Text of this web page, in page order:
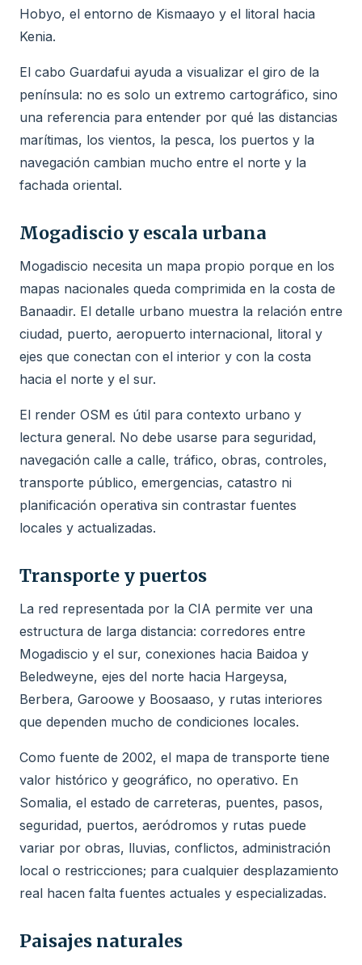
Hobyo, el entorno de Kismaayo y el litoral hacia
Kenia.
El cabo Guardafui ayuda a visualizar el giro de la
península: no es solo un extremo cartográfico, sino
una referencia para entender por qué las distancias
marítimas, los vientos, la pesca, los puertos y la
navegación cambian mucho entre el norte y la
fachada oriental.
Mogadiscio y escala urbana
Mogadiscio necesita un mapa propio porque en los
mapas nacionales queda comprimida en la costa de
Banaadir. El detalle urbano muestra la relación entre
ciudad, puerto, aeropuerto internacional, litoral y
ejes que conectan con el interior y con la costa
hacia el norte y el sur.
El render OSM es útil para contexto urbano y
lectura general. No debe usarse para seguridad,
navegación calle a calle, tráfico, obras, controles,
transporte público, emergencias, catastro ni
planificación operativa sin contrastar fuentes
locales y actualizadas.
Transporte y puertos
La red representada por la CIA permite ver una
estructura de larga distancia: corredores entre
Mogadiscio y el sur, conexiones hacia Baidoa y
Beledweyne, ejes del norte hacia Hargeysa,
Berbera, Garoowe y Boosaaso, y rutas interiores
que dependen mucho de condiciones locales.
Como fuente de 2002, el mapa de transporte tiene
valor histórico y geográfico, no operativo. En
Somalia, el estado de carreteras, puentes, pasos,
seguridad, puertos, aeródromos y rutas puede
variar por obras, lluvias, conflictos, administración
local o restricciones; para cualquier desplazamiento
real hacen falta fuentes actuales y especializadas.
Paisajes naturales